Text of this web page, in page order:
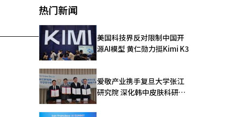
热门新闻
美国科技界反对限制中国开
源AI模型 黄仁勋力挺Kimi K3
爱敬产业携手复旦大学张江
研究院 深化韩中皮肤科研合